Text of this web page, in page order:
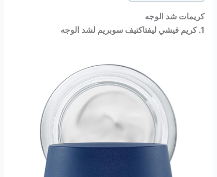
كريمات شد الوجه
1. كريم فيشي ليفتاكتيف سوبريم لشد الوجه